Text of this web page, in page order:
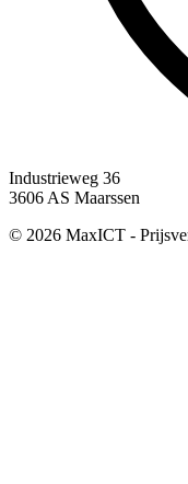
Industrieweg 36
3606 AS Maarssen
© 2026 MaxICT -